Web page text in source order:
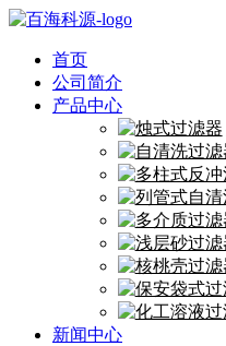
首页
公司简介
产品中心
新闻中心